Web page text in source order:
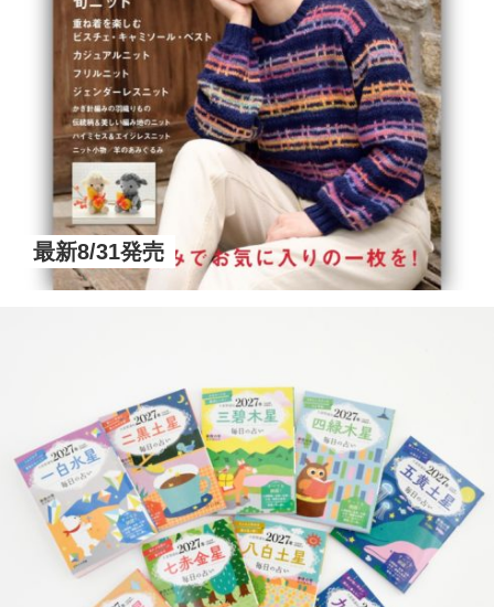
最新8/31発売